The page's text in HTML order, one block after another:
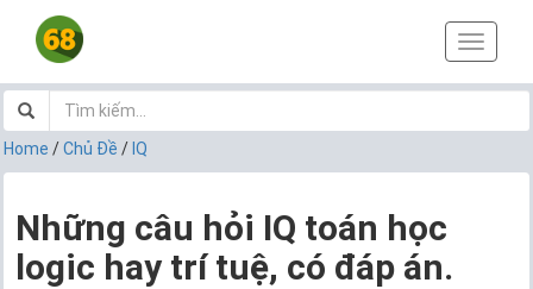
T
o
g
Home /Chủ Đề / IQ
Những câu hỏi IQ toán học
logic hay trí tuệ, có đáp án.